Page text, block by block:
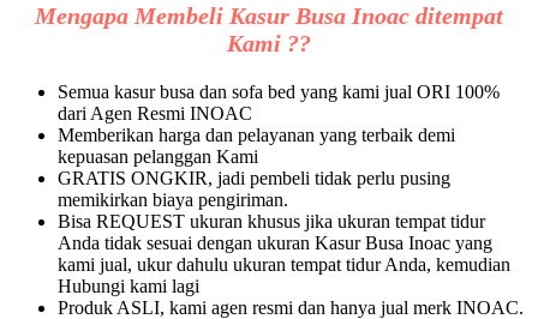
Mengapa Membeli Kasur Busa Inoac ditempat
Kami ??
Semua kasur busa dan sofa bed yang kami jual ORI 100%
dari Agen Resmi INOAC
Memberikan harga dan pelayanan yang terbaik demi
kepuasan pelanggan Kami
GRATIS ONGKIR, jadi pembeli tidak perlu pusing
memikirkan biaya pengiriman.
Bisa REQUEST ukuran khusus jika ukuran tempat tidur
Anda tidak sesuai dengan ukuran Kasur Busa Inoac yang
kami jual, ukur dahulu ukuran tempat tidur Anda, kemudian
Hubungi kami lagi
Produk ASLI, kami agen resmi dan hanya jual merk INOAC.